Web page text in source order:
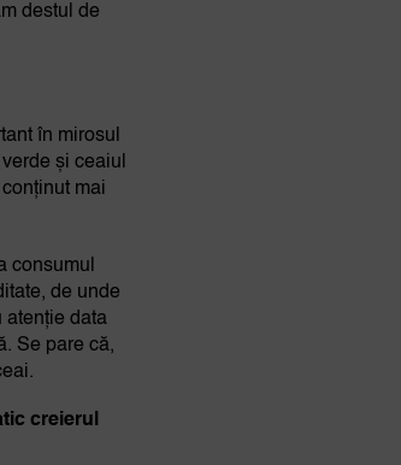
destul de
în mirosul
și ceaiul
mai
consumul
de unde
atenție data
Se pare că,
creierul